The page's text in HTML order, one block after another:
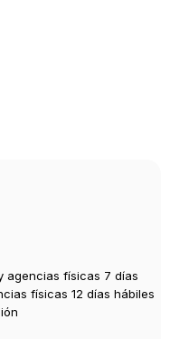
agencias físicas 7 días
físicas 12 días hábiles